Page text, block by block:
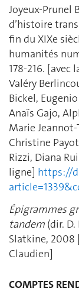
Joyeux-Prunel
d’histoire
fin du XIXe
humanités
178-216.
Valéry
Bickel,
Anaïs Gajo,
Marie
Christine
Rizzi, Diana
ligne] https://
Épigrammes
tandem (dir.
Slatkine, 2008
Claudien]
COMPTES